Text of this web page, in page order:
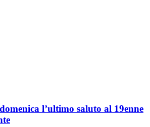
l’ultimo saluto al 19enne